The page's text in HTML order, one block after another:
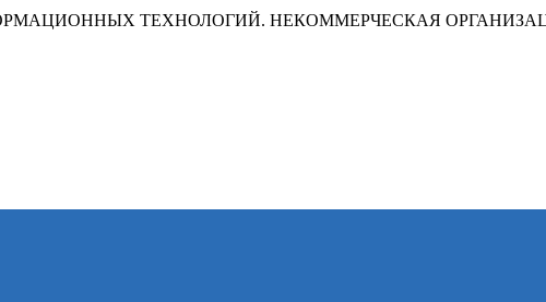
ТЕХНОЛОГИЙ. НЕКОММЕРЧЕСКАЯ